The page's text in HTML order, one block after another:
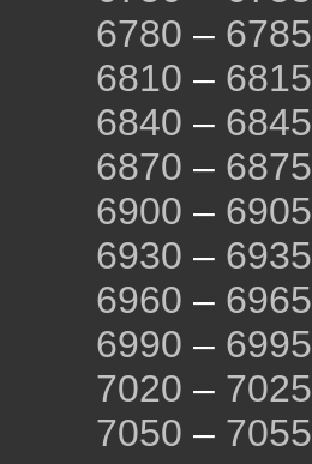
6780 – 6785
6810 – 6815
6840 – 6845
6870 – 6875
6900 – 6905
6930 – 6935
6960 – 6965
6990 – 6995
7020 – 7025
7050 – 7055